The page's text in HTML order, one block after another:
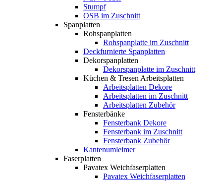
Stumpf
OSB im Zuschnitt
Spanplatten
Rohspanplatten
Rohspanplatte im Zuschnitt
Deckfurnierte Spanplatten
Dekorspanplatten
Dekorspanplatte im Zuschnitt
Küchen & Tresen Arbeitsplatten
Arbeitsplatten Dekore
Arbeitsplatten im Zuschnitt
Arbeitsplatten Zubehör
Fensterbänke
Fensterbank Dekore
Fensterbank im Zuschnitt
Fensterbank Zubehör
Kantenumleimer
Faserplatten
Pavatex Weichfaserplatten
Pavatex Weichfaserplatten